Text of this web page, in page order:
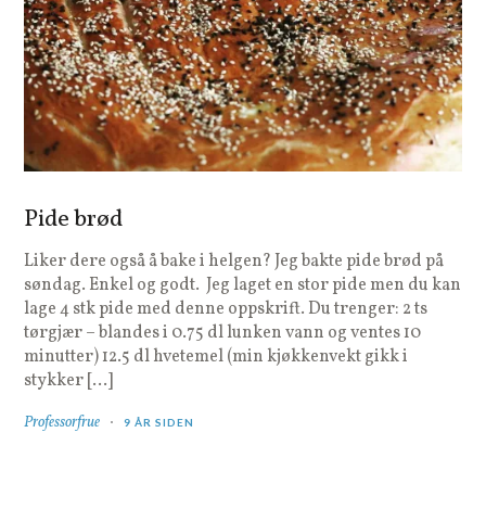
Pide brød
Liker dere også å bake i helgen? Jeg bakte pide brød på
søndag. Enkel og godt. Jeg laget en stor pide men du kan
lage 4 stk pide med denne oppskrift. Du trenger: 2 ts
tørgjær – blandes i 0.75 dl lunken vann og ventes 10
minutter) 12.5 dl hvetemel (min kjøkkenvekt gikk i
stykker […]
Professorfrue 9 ÅR SIDEN